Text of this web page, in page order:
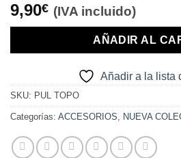
9,90€ (IVA incluido)
AÑADIR AL
Añadir a la lista
SKU: PUL TOPO
Categorías: ACCESORIOS, NUEVA